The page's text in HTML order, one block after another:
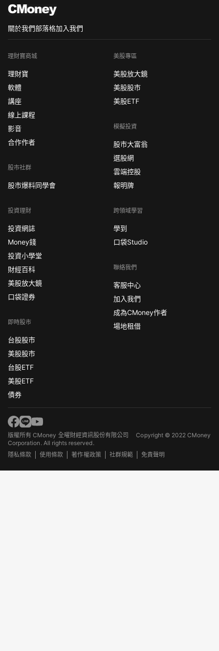
關於我們部落格加入我們
理財寶商城
理財寶
軟體
講座
線上課程
影音
合作作者
股市社群
股市爆料同學會
投資理財
投資網誌
Money錢
投資小學堂
財經百科
美股放大鏡
口袋證券
即時股市
台股股市
美股股市
台股ETF
美股ETF
債券
美股專區
美股放大鏡
美股股市
美股ETF
模擬投資
股市大富翁
選股網
雲端控股
報明牌
跨領域學習
學到
口袋Studio
聯絡我們
客服中心
加入我們
成為CMoney作者
場地租借
版權所有 CMoney 全曜財經資訊股份有限公司Copyright © 2022 CMoney
Corporation. All rights reserved.
隱私條款
使用條款 著作權政策 社群規範 免責聲明